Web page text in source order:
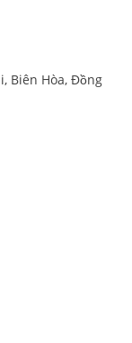
Biên Hòa, Đồng